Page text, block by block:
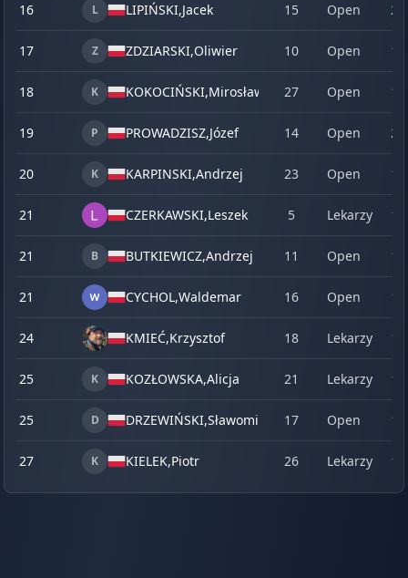
16 L LIPIŃSKI,Jacek 15 Open 20
17 Z ZDZIARSKI,Oliwier 10 Open 14
18 K KOKOCIŃSKI,Mirosław 27 Open 18
19 P PROWADZISZ,Józef 14 Open 23
20 K KARPINSKI,Andrzej 23 Open 15
21 CZERKAWSKI,Leszek 5 Lekarzy 11
21 B BUTKIEWICZ,Andrzej 11 Open 12
21 CYCHOL,Waldemar 16 Open 13
24 KMIEĆ,Krzysztof 18 Lekarzy 16
25 K KOZŁOWSKA,Alicja 21 Lekarzy 16
25 D DRZEWIŃSKI,Sławomir 17 Open 10
27 K KIELEK,Piotr 26 Lekarzy 13